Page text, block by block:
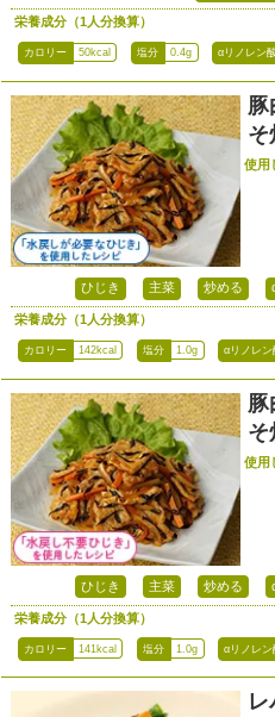
栄養成分（1人分換算）
カロリー 50kcal 塩分 0.4g αリノレン
豚
そ
使用
ひじき 主菜 炒める
栄養成分（1人分換算）
カロリー 142kcal 塩分 1.0g αリノレ
豚
そ
使用
ひじき 主菜 炒める
栄養成分（1人分換算）
カロリー 141kcal 塩分 1.0g αリノレ